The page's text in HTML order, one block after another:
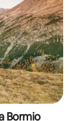
Bormio